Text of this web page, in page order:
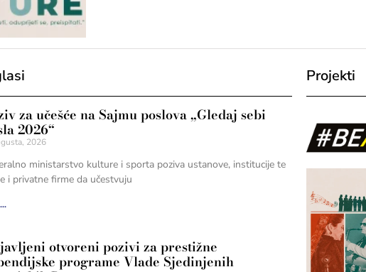
za učešće na Sajmu poslova „Gledaj sebi
2026“
2026
ministarstvo kulture i sporta poziva ustanove, institucije te
i privatne firme da učestvuju
otvoreni pozivi za prestižne
programe Vlade Sjedinjenih
Projekti